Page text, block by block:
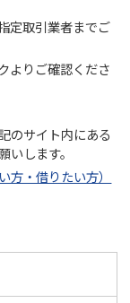
定取引業者までご
よりご確認くださ
のサイト内にある
いします。
方・借りたい方）